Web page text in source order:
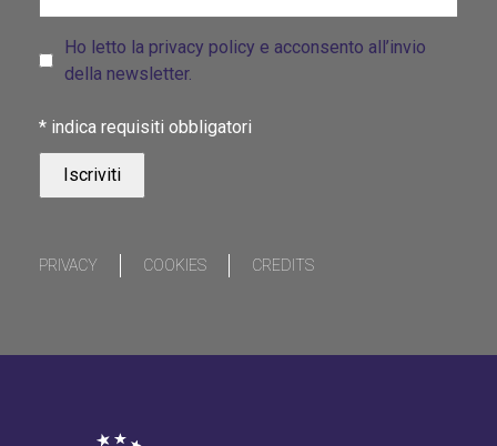
Ho letto la privacy policy e acconsento all’invio
della newsletter.
* indica requisiti obbligatori
PRIVACY COOKIES CREDITS